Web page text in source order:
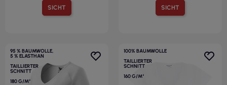
SICHT SICHT
95 % BAUMWOLLE,
5 % ELASTHAN
TAILLIERTER
SCHNITT
180 G/M²
100% BAUMWOLLE
TAILLIERTER
SCHNITT
160 G/M²